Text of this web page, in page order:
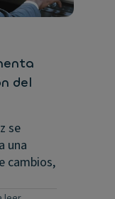
del
se
una
cambios,